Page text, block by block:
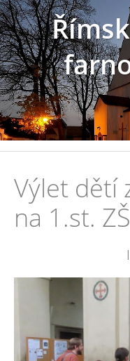
Výlet dětí
na 1.st.